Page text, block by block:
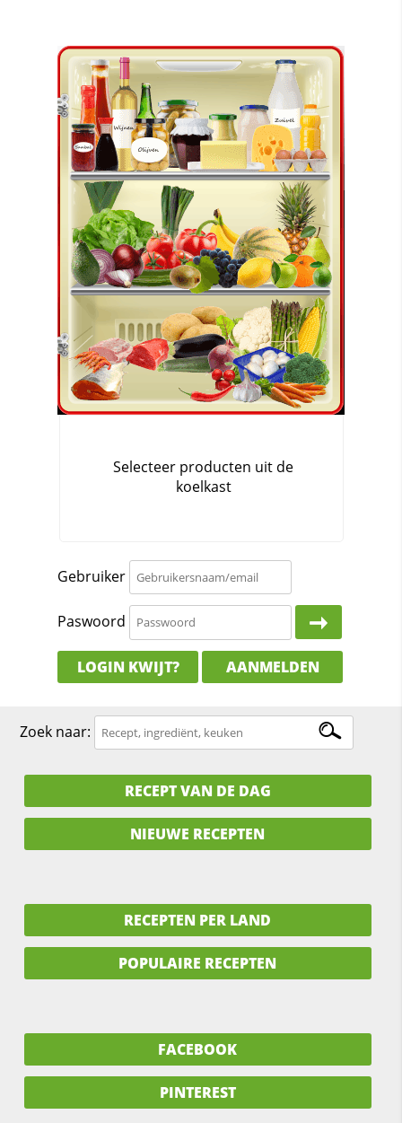
Gebruiker
Paswoord
LOGIN KWIJT? AANMELDEN
Zoek naar:
RECEPT VAN DE DAG
NIEUWE RECEPTEN
RECEPTEN PER LAND
POPULAIRE RECEPTEN
FACEBOOK
PINTEREST